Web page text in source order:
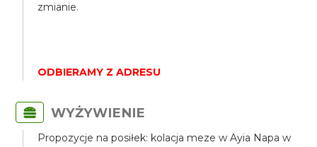
zmianie.
ODBIERAMY Z ADRESU
WYŻYWIENIE
Propozycje na posiłek: kolacja meze w Ayia Napa w